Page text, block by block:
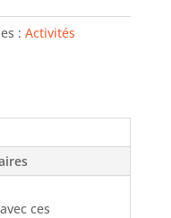
: Activités
ces